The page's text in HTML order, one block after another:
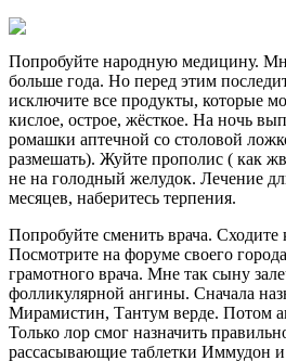
Попробуйте народную медицину.
больше года. Но перед этим
исключите все продукты, которые
кислое, острое, жёсткое. На ночь
ромашки аптечной со столовой
размешать). Жуйте прополис ( как
не на голодный желудок. Лечение
месяцев, наберитесь терпения.
Попробуйте сменить врача. Сходите
Посмотрите на форуме своего
грамотного врача. Мне так сыну
фолликулярной ангины. Сначала
Мирамистин, Тантум верде. Потом
Только лор смог назначить
рассасывающие таблетки Иммудон и